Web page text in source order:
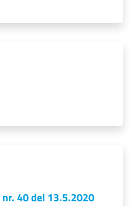
40 del 13.5.2020